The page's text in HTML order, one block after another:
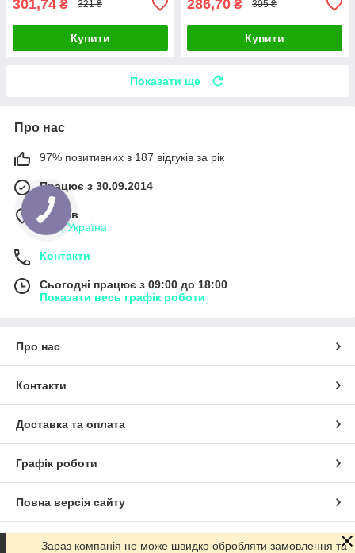
301,74 ₴ 321 ₴
Купити
286,70 ₴ 305 ₴
Купити
Показати ще
Про нас
97% позитивних з 187 відгуків за рік
Працює з 30.09.2014
м. Київ
Київ, Україна
Контакти
Сьогодні працює з 09:00 до 18:00
Показати весь графік роботи
Про нас
Контакти
Доставка та оплата
Графік роботи
Повна версія сайту
Сайт створено на маркетплейсі Prom.ua
Зараз компанія не може швидко обробляти замовлення та